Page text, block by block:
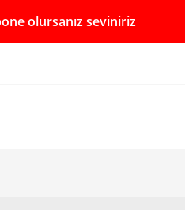
olursanız seviniriz